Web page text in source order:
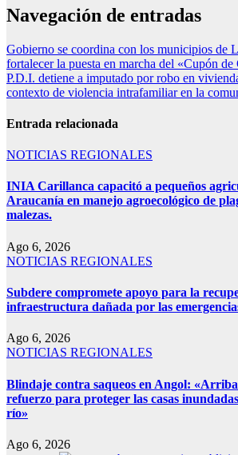
Navegación de entradas
Gobierno se coordina con los municipios de
fortalecer la puesta en marcha del «Cupón de
P.D.I. detiene a imputado por robo en
contexto de violencia intrafamiliar en la
Entrada relacionada
NOTICIAS REGIONALES
INIA Carillanca capacitó a pequeños
Araucanía en manejo agroecológico de
malezas.
Ago 6, 2026
NOTICIAS REGIONALES
Subdere compromete apoyo para la
infraestructura dañada por las
Ago 6, 2026
NOTICIAS REGIONALES
Blindaje contra saqueos en Angol:
refuerzo para proteger las casas
río»
Ago 6, 2026